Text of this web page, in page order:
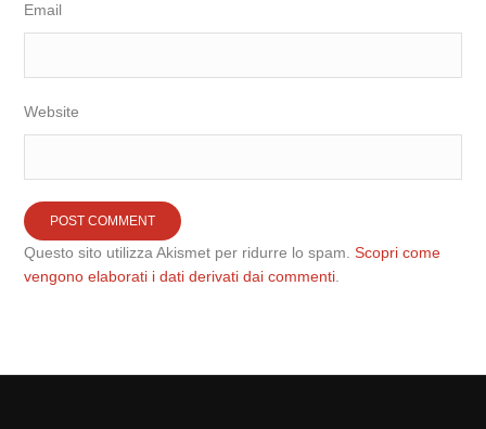
Email
Website
Questo sito utilizza Akismet per ridurre lo spam.Scopri come
vengono elaborati i dati derivati dai commenti